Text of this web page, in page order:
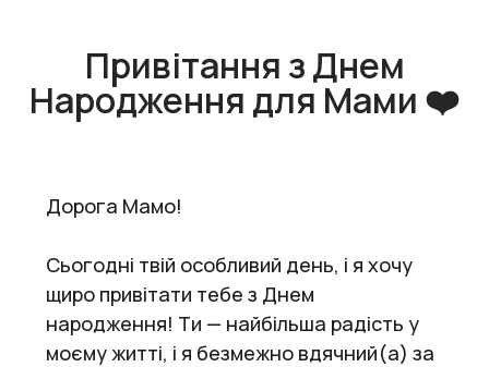
Привітання з Днем
Народження для Мами ❤️
Дорога Мамо!
Сьогодні твій особливий день, і я хочу
щиро привітати тебе з Днем
народження! Ти — найбільша радість у
моєму житті, і я безмежно вдячний(а) за